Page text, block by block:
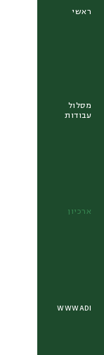
ראשי
מסלול
עבודות
ארכיון
WWWADI